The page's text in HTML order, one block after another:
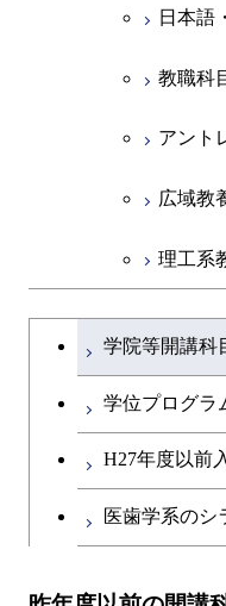
日本語
教職科
アント
広域教
理工系
学士課程を切り替える
学院等開講科
学位プログラ
H27年度以前
医歯学系のシ